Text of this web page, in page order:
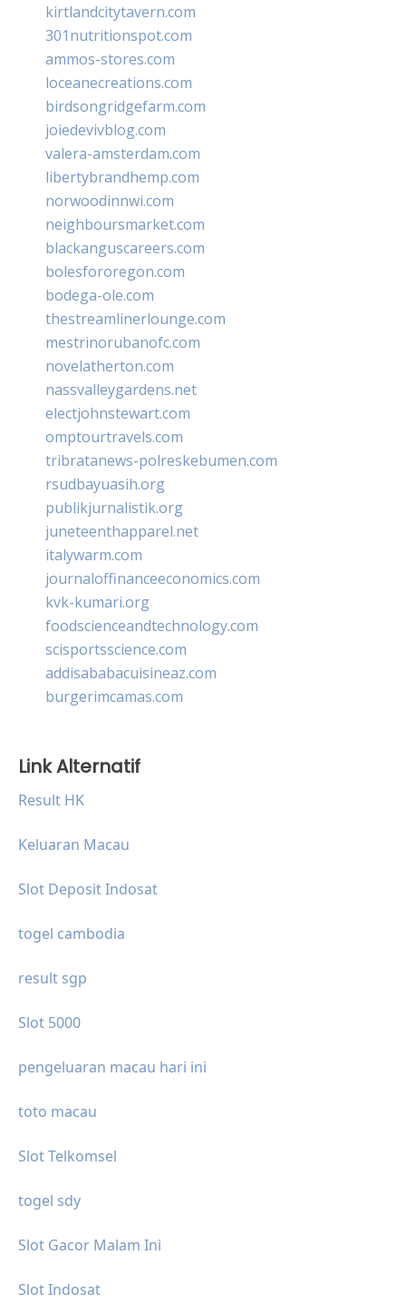
kirtlandcitytavern.com
301nutritionspot.com
ammos-stores.com
loceanecreations.com
birdsongridgefarm.com
joiedevivblog.com
valera-amsterdam.com
libertybrandhemp.com
norwoodinnwi.com
neighboursmarket.com
blackanguscareers.com
bolesfororegon.com
bodega-ole.com
thestreamlinerlounge.com
mestrinorubanofc.com
novelatherton.com
nassvalleygardens.net
electjohnstewart.com
omptourtravels.com
tribratanews-polreskebumen.com
rsudbayuasih.org
publikjurnalistik.org
juneteenthapparel.net
italywarm.com
journaloffinanceeconomics.com
kvk-kumari.org
foodscienceandtechnology.com
scisportsscience.com
addisababacuisineaz.com
burgerimcamas.com
Link Alternatif
Result HK
Keluaran Macau
Slot Deposit Indosat
togel cambodia
result sgp
Slot 5000
pengeluaran macau hari ini
toto macau
Slot Telkomsel
togel sdy
Slot Gacor Malam Ini
Slot Indosat